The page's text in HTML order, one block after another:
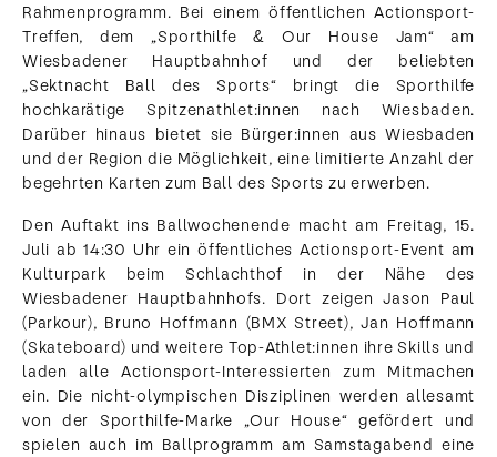
Rahmenprogramm. Bei einem öffentlichen Actionsport-
Treffen, dem „Sporthilfe & Our House Jam“ am
Wiesbadener Hauptbahnhof und der beliebten
„Sektnacht Ball des Sports“ bringt die Sporthilfe
hochkarätige Spitzenathlet:innen nach Wiesbaden.
Darüber hinaus bietet sie Bürger:innen aus Wiesbaden
und der Region die Möglichkeit, eine limitierte Anzahl der
begehrten Karten zum Ball des Sports zu erwerben.
Den Auftakt ins Ballwochenende macht am Freitag, 15.
Juli ab 14:30 Uhr ein öffentliches Actionsport-Event am
Kulturpark beim Schlachthof in der Nähe des
Wiesbadener Hauptbahnhofs. Dort zeigen Jason Paul
(Parkour), Bruno Hoffmann (BMX Street), Jan Hoffmann
(Skateboard) und weitere Top-Athlet:innen ihre Skills und
laden alle Actionsport-Interessierten zum Mitmachen
ein. Die nicht-olympischen Disziplinen werden allesamt
von der Sporthilfe-Marke „Our House“ gefördert und
spielen auch im Ballprogramm am Samstagabend eine